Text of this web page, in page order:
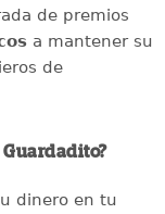
de premios
a mantener su
de
dinero en tu